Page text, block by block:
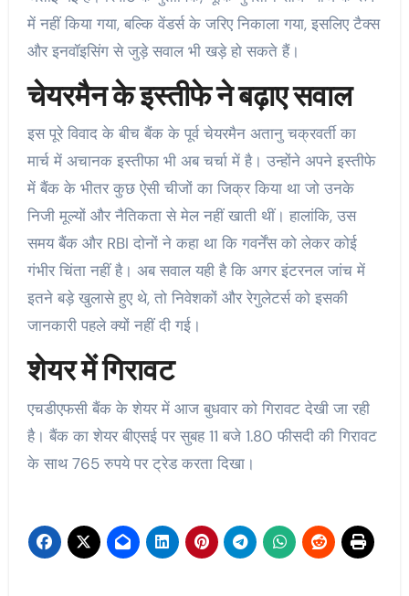
में नहीं किया गया, बल्कि वेंडर्स के जरिए निकाला गया, इसलिए टैक्स
और इनवॉइसिंग से जुड़े सवाल भी खड़े हो सकते हैं।
चेयरमैन के इस्तीफे ने बढ़ाए सवाल
इस पूरे विवाद के बीच बैंक के पूर्व चेयरमैन अतानु चक्रवर्ती का
मार्च में अचानक इस्तीफा भी अब चर्चा में है। उन्होंने अपने इस्तीफे
में बैंक के भीतर कुछ ऐसी चीजों का जिक्र किया था जो उनके
निजी मूल्यों और नैतिकता से मेल नहीं खाती थीं। हालांकि, उस
समय बैंक और RBI दोनों ने कहा था कि गवर्नेंस को लेकर कोई
गंभीर चिंता नहीं है। अब सवाल यही है कि अगर इंटरनल जांच में
इतने बड़े खुलासे हुए थे, तो निवेशकों और रेगुलेटर्स को इसकी
जानकारी पहले क्यों नहीं दी गई।
शेयर में गिरावट
एचडीएफसी बैंक के शेयर में आज बुधवार को गिरावट देखी जा रही
है। बैंक का शेयर बीएसई पर सुबह 11 बजे 1.80 फीसदी की गिरावट
के साथ 765 रुपये पर ट्रेड करता दिखा।